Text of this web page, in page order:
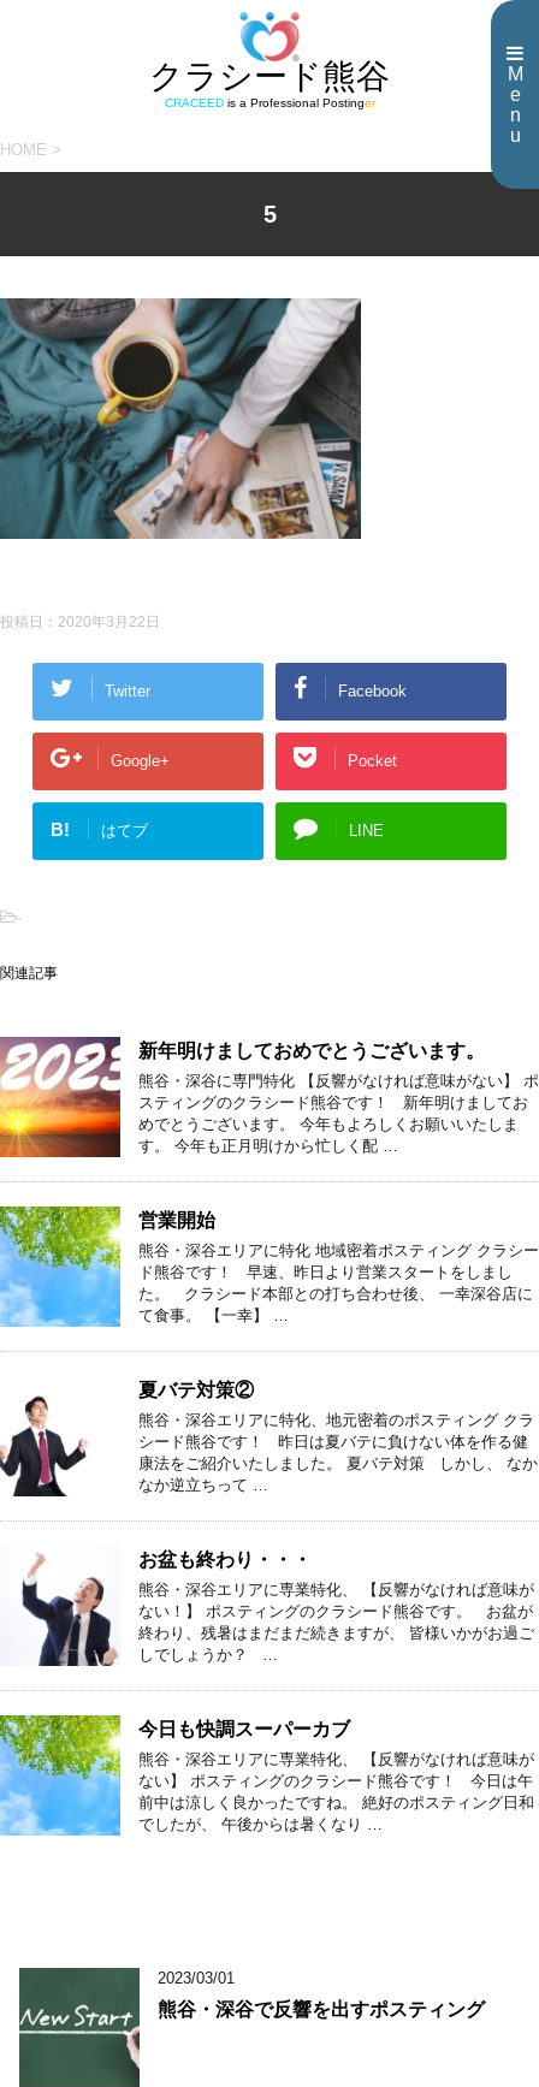
M
e
n
u
クラシード熊谷
CRACEEDis a Professional Postinger
HOME >
5
投稿日： 2020年3月22日
Twitter Facebook
Google+ Pocket
B! はてブ LINE
-
関連記事
新年明けましておめでとうございます。
熊谷・深谷に専門特化 【反響がなければ意味がない】 ポ
スティングのクラシード熊谷です！ 新年明けましてお
めでとうございます。 今年もよろしくお願いいたしま
す。 今年も正月明けから忙しく配 …
営業開始
熊谷・深谷エリアに特化 地域密着ポスティング クラシー
ド熊谷です！ 早速、昨日より営業スタートをしまし
た。 クラシード本部との打ち合わせ後、 一幸深谷店に
て食事。 【一幸】 …
夏バテ対策②
熊谷・深谷エリアに特化、地元密着のポスティング クラ
シード熊谷です！ 昨日は夏バテに負けない体を作る健
康法をご紹介いたしました。 夏バテ対策 しかし、 なか
なか逆立ちって …
お盆も終わり・・・
熊谷・深谷エリアに専業特化、 【反響がなければ意味が
ない！】 ポスティングのクラシード熊谷です。 お盆が
終わり、残暑はまだまだ続きますが、 皆様いかがお過ご
しでしょうか？ …
今日も快調スーパーカブ
熊谷・深谷エリアに専業特化、 【反響がなければ意味が
ない】 ポスティングのクラシード熊谷です！ 今日は午
前中は涼しく良かったですね。 絶好のポスティング日和
でしたが、 午後からは暑くなり …
2023/03/01
熊谷・深谷で反響を出すポスティング